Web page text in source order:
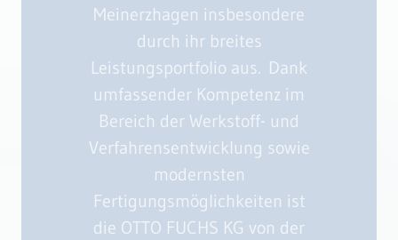
Meinerzhagen insbesondere
durch ihr breites
Leistungsportfolio aus. Dank
umfassender Kompetenz im
Bereich der Werkstoff- und
Verfahrensentwicklung sowie
modernsten
Fertigungsmöglichkeiten ist
die OTTO FUCHS KG von der